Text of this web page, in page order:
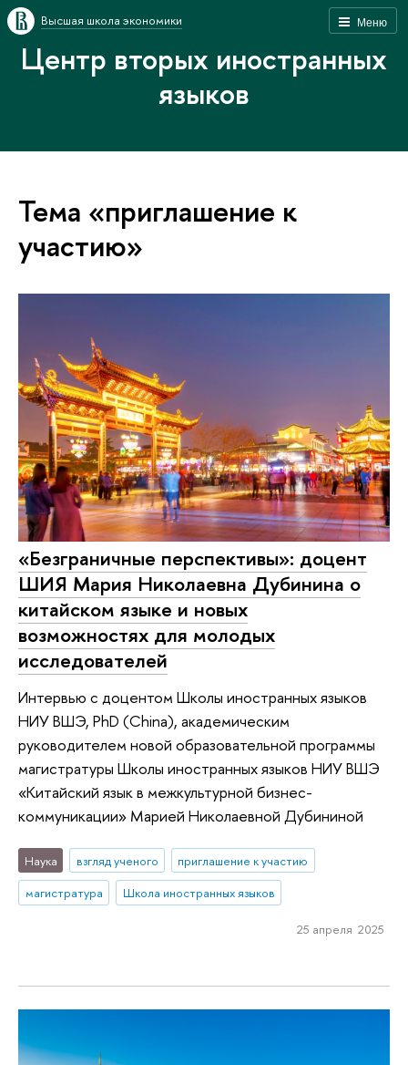
Меню
Высшая школа экономики
Центр вторых иностранных
языков
Тема «приглашение к
участию»
«Безграничные перспективы»: доцент
ШИЯ Мария Николаевна Дубинина о
китайском языке и новых
возможностях для молодых
исследователей
Интервью с доцентом Школы иностранных языков
НИУ ВШЭ, PhD (China), академическим
руководителем новой образовательной программы
магистратуры Школы иностранных языков НИУ ВШЭ
«Китайский язык в межкультурной бизнес-
коммуникации» Марией Николаевной Дубининой
Наука взгляд ученого
приглашение к участию
магистратура
Школа иностранных языков
25 апреля 2025